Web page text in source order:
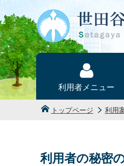
本文へ
利用者メニュー
トップページ 利用
利用者の秘密